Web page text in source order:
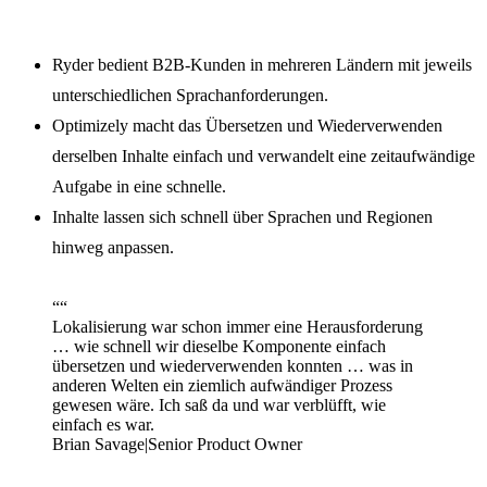
Ryder bedient B2B-Kunden in mehreren Ländern mit jeweils
unterschiedlichen Sprachanforderungen.
Optimizely macht das Übersetzen und Wiederverwenden
derselben Inhalte einfach und verwandelt eine zeitaufwändige
Aufgabe in eine schnelle.
Inhalte lassen sich schnell über Sprachen und Regionen
hinweg anpassen.
““
Lokalisierung war schon immer eine Herausforderung
… wie schnell wir dieselbe Komponente einfach
übersetzen und wiederverwenden konnten … was in
anderen Welten ein ziemlich aufwändiger Prozess
gewesen wäre. Ich saß da und war verblüfft, wie
einfach es war.
Brian Savage|Senior Product Owner